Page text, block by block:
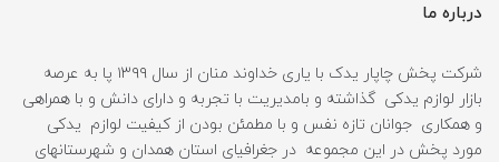
درباره ما
شرکت پخش چاپار یدک با یاری خداوند منان از سال ۱۳۹۹ پا به عرصه
بازار لوازم یدکی گذاشته و بامدیریت با تجربه و دارای دانش و با همراهی
و همکاری جوانان تازه نفس و با مطمئن بودن از کیفیت لوازم یدکی
مورد پخش در این مجموعه در جغرافیای استان همدان و شهرستانهای